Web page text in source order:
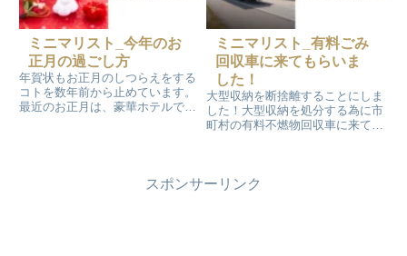
ミニマリスト_今年のお
正月の過ごし方
年賀状もお正月のしつらえをする
コトを数年前から止めています。
最近のお正月は、豪華ホテルで食
ミニマリスト_有料ごみ
回収車に来てもらいま
した！
大型収納を断捨離することにしま
した！大型収納を処分する為に市
町村の有料不燃物回収車に来てい
ング関連のモノの処分もすること
スポンサーリンク